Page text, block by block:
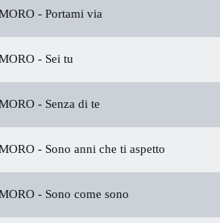
- Portami via
- Sei tu
- Senza di te
- Sono anni che ti aspetto
- Sono come sono